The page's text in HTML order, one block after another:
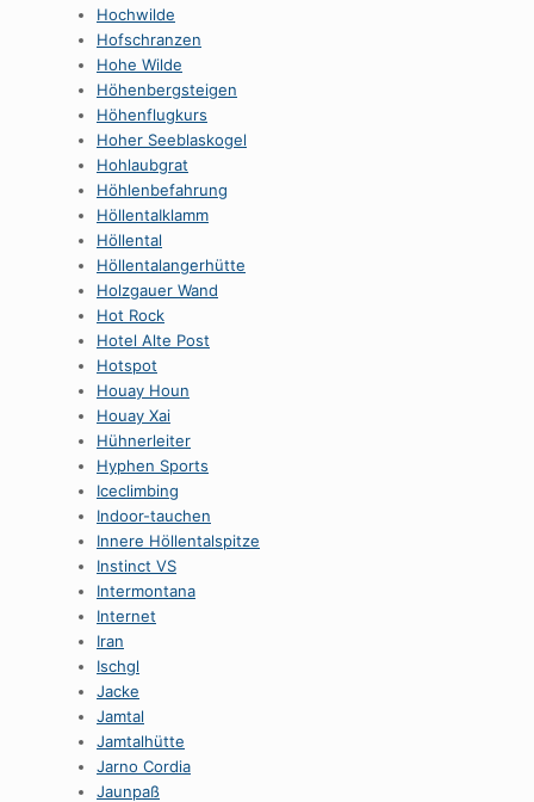
Hochwilde
Hofschranzen
Hohe Wilde
Höhenbergsteigen
Höhenflugkurs
Hoher Seeblaskogel
Hohlaubgrat
Höhlenbefahrung
HöllentaIklamm
Höllental
Höllentalangerhütte
Holzgauer Wand
Hot Rock
Hotel Alte Post
Hotspot
Houay Houn
Houay Xai
Hühnerleiter
Hyphen Sports
Iceclimbing
Indoor-tauchen
Innere Höllentalspitze
Instinct VS
Intermontana
Internet
Iran
Ischgl
Jacke
Jamtal
Jamtalhütte
Jarno Cordia
Jaunpaß